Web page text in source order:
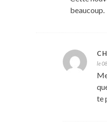
beaucoup.
le
te